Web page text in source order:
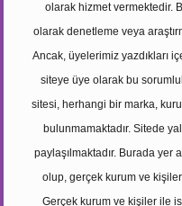
olarak hizmet vermektedir.
olarak denetleme veya
Ancak, üyelerimiz yazdıkları
siteye üye olarak bu
sitesi, herhangi bir marka,
bulunmamaktadır. Sitede
paylaşılmaktadır. Burada yer
olup, gerçek kurum ve kişiler
Gerçek kurum ve kişiler ile